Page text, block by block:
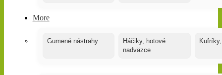
More
Gumené nástrahy
Háčiky, hotové
nadväzce